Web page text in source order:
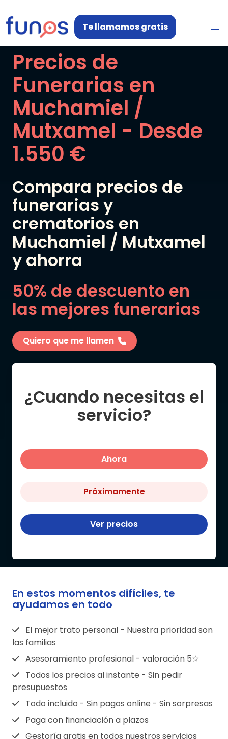
Te llamamos gratis
Precios de
Funerarias en
Muchamiel /
Mutxamel - Desde
1.550 €
Compara precios de
funerarias y
crematorios en
Muchamiel / Mutxamel
y ahorra
50% de descuento en
las mejores funerarias
Quiero que me llamen
¿Cuando necesitas el
servicio?
Ahora
Próximamente
Ver precios
En estos momentos difíciles, te
ayudamos en todo
El mejor trato personal - Nuestra prioridad son
las familias
Asesoramiento profesional - valoración 5☆
Todos los precios al instante - Sin pedir
presupuestos
Todo incluido - Sin pagos online - Sin sorpresas
Paga con financiación a plazos
Gestoría gratis en todos nuestros servicios